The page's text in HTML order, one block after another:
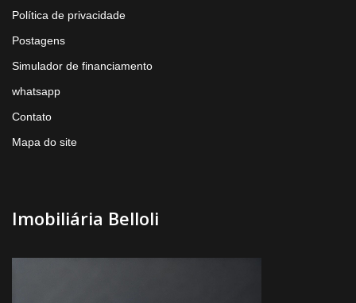
Política de privacidade
Postagens
Simulador de financiamento
whatsapp
Contato
Mapa do site
Imobiliária Belloli